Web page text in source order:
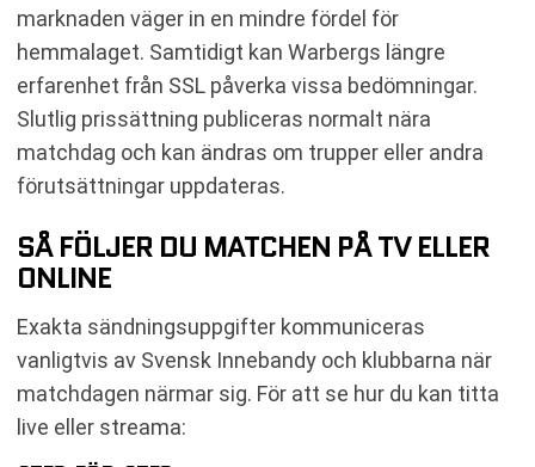
marknaden väger in en mindre fördel för
hemmalaget. Samtidigt kan Warbergs längre
erfarenhet från SSL påverka vissa bedömningar.
Slutlig prissättning publiceras normalt nära
matchdag och kan ändras om trupper eller andra
förutsättningar uppdateras.
SÅ FÖLJER DU MATCHEN PÅ TV ELLER
ONLINE
Exakta sändningsuppgifter kommuniceras
vanligtvis av Svensk Innebandy och klubbarna när
matchdagen närmar sig. För att se hur du kan titta
live eller streama: